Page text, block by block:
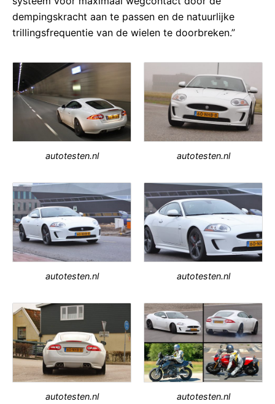
dempingskracht aan te passen en de natuurlijke
trillingsfrequentie van de wielen te doorbreken.”
autotesten.nl autotesten.nl
autotesten.nl autotesten.nl
autotesten.nl autotesten.nl